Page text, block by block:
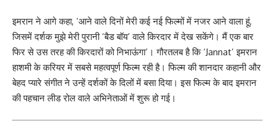
इमरान ने आगे कहा, ‘आने वाले दिनों मेरी कई नई फिल्मों में नजर आने वाला हूं,
जिसमें दर्शक मुझे मेरी पुरानी ‘बैड बॉय’ वाले किरदार में देख सकेंगे। मैं एक बार
फिर से उस तरह की किरदारों को निभाऊंगा’। गौरतलब है कि ‘Jannat’ इमरान
हाशमी के करियर में सबसे महत्वपूर्ण फिल्म रही है। फिल्म की शानदार कहानी और
बेहद प्यारे संगीत ने उन्हें दर्शकों के दिलों में बसा दिया। इस फिल्म के बाद इमरान
की पहचान लीड रोल वाले अभिनेताओं में शुरू हो गई।